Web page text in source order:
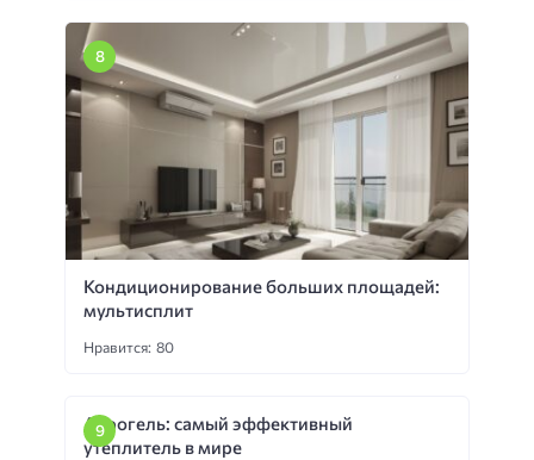
Кондиционирование больших площадей:
мультисплит
Нравится: 80
Аэрогель: самый эффективный
утеплитель в мире